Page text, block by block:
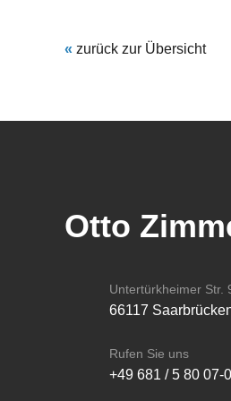
« zurück zur Übersicht
Otto
Untertürkheimer Str.
66117
Rufen Sie uns
+49 681 / 5 80 07-0